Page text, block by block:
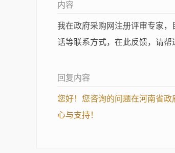
内容
我在政府采购网注册评审专家
话等联系方式，在此反馈，请帮
回复内容
您好！您咨询的问题在河南省
心与支持！